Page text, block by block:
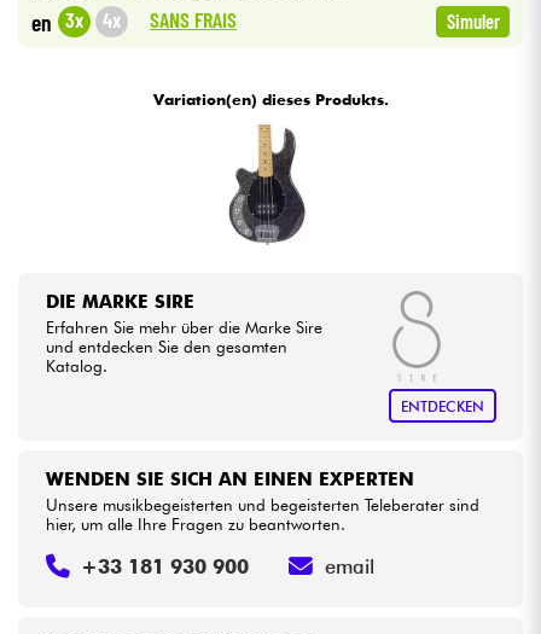
HiFi
Sehen Sie sich unsere Marken an
en 3x 4x SANS FRAIS Simuler
Variation(en) dieses Produkts.
DIE MARKE SIRE
Erfahren Sie mehr über die Marke Sire
und entdecken Sie den gesamten
Katalog.
ENTDECKEN
WENDEN SIE SICH AN EINEN EXPERTEN
Unsere musikbegeisterten und begeisterten Teleberater sind
hier, um alle Ihre Fragen zu beantworten.
+33 181 930 900 email